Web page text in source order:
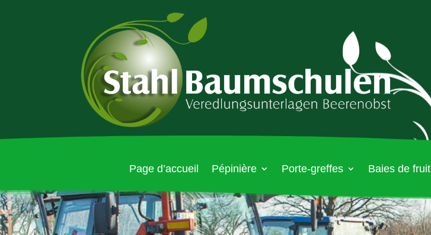
Page d’accueil Pépinière Porte-greffes Baies de fruit